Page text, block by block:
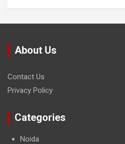
About Us
Contact Us
Privacy Policy
Categories
Noida